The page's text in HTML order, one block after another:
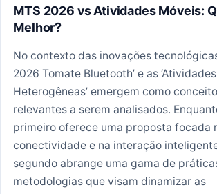
MTS 2026 vs Atividades Móveis:
Melhor?
No contexto das inovações
2026 Tomate Bluetooth’ e as
Heterogêneas’ emergem como
relevantes a serem analisados.
primeiro oferece uma proposta focada
conectividade e na interação
segundo abrange uma gama de
metodologias que visam dinamizar as